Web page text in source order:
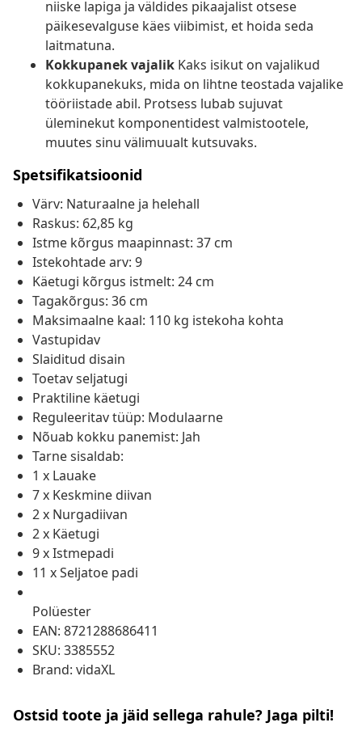
niiske lapiga ja väldides pikaajalist otsese
päikesevalguse käes viibimist, et hoida seda
laitmatuna.
Kokkupanek vajalik Kaks isikut on vajalikud
kokkupanekuks, mida on lihtne teostada vajalike
tööriistade abil. Protsess lubab sujuvat
üleminekut komponentidest valmistootele,
muutes sinu välimuualt kutsuvaks.
Spetsifikatsioonid
Värv: Naturaalne ja helehall
Raskus: 62,85 kg
Istme kõrgus maapinnast: 37 cm
Istekohtade arv: 9
Käetugi kõrgus istmelt: 24 cm
Tagakõrgus: 36 cm
Maksimaalne kaal: 110 kg istekoha kohta
Vastupidav
Slaiditud disain
Toetav seljatugi
Praktiline käetugi
Reguleeritav tüüp: Modulaarne
Nõuab kokku panemist: Jah
Tarne sisaldab:
1 x Lauake
7 x Keskmine diivan
2 x Nurgadiivan
2 x Käetugi
9 x Istmepadi
11 x Seljatoe padi
Polüester
EAN: 8721288686411
SKU: 3385552
Brand: vidaXL
Ostsid toote ja jäid sellega rahule? Jaga pilti!